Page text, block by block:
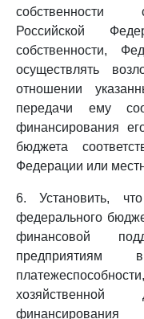
собственности
Российской
собственности,
осуществлять
отношении
передачи ему
финансирования
бюджета
Федерации или
6. Установить,
федерального
финансовой
предприятиям